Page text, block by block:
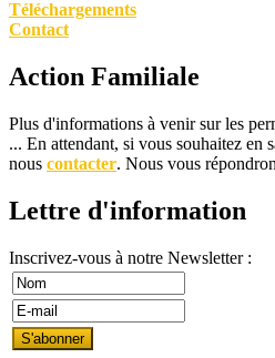
Téléchargements
Contact
Action Familiale
Plus d'informations à venir sur les
... En attendant, si vous souhaitez en
nous contacter. Nous vous
Lettre d'information
Inscrivez-vous à notre Newsletter :